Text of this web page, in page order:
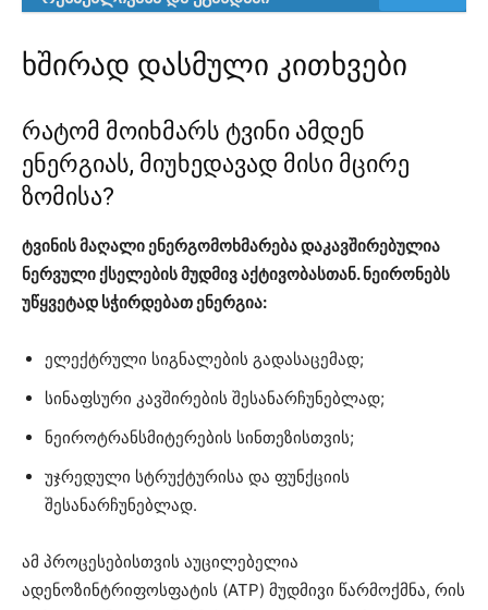
ხშირად დასმული კითხვები
რატომ მოიხმარს ტვინი ამდენ
ენერგიას, მიუხედავად მისი მცირე
ზომისა?
ტვინის მაღალი ენერგომოხმარება დაკავშირებულია
ნერვული ქსელების მუდმივ აქტივობასთან. ნეირონებს
უწყვეტად სჭირდებათ ენერგია:
ელექტრული სიგნალების გადასაცემად;
სინაფსური კავშირების შესანარჩუნებლად;
ნეიროტრანსმიტერების სინთეზისთვის;
უჯრედული სტრუქტურისა და ფუნქციის
შესანარჩუნებლად.
ამ პროცესებისთვის აუცილებელია
ადენოზინტრიფოსფატის (ATP) მუდმივი წარმოქმნა, რის